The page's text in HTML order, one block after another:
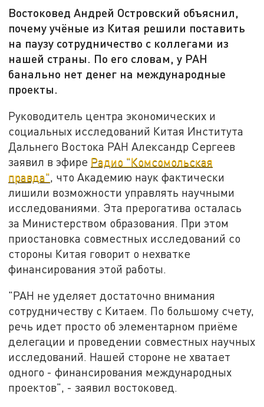
Востоковед Андрей Островский объяснил,
почему учёные из Китая решили поставить
на паузу сотрудничество с коллегами из
нашей страны. По его словам, у РАН
банально нет денег на международные
проекты.
Руководитель центра экономических и
социальных исследований Китая Института
Дальнего Востока РАН Александр Сергеев
заявил в эфире Радио "Комсомольская
правда", что Академию наук фактически
лишили возможности управлять научными
исследованиями. Эта прерогатива осталась
за Министерством образования. При этом
приостановка совместных исследований со
стороны Китая говорит о нехватке
финансирования этой работы.
"РАН не уделяет достаточно внимания
сотрудничеству с Китаем. По большому счету,
речь идет просто об элементарном приёме
делегации и проведении совместных научных
исследований. Нашей стороне не хватает
одного - финансирования международных
проектов", - заявил востоковед.